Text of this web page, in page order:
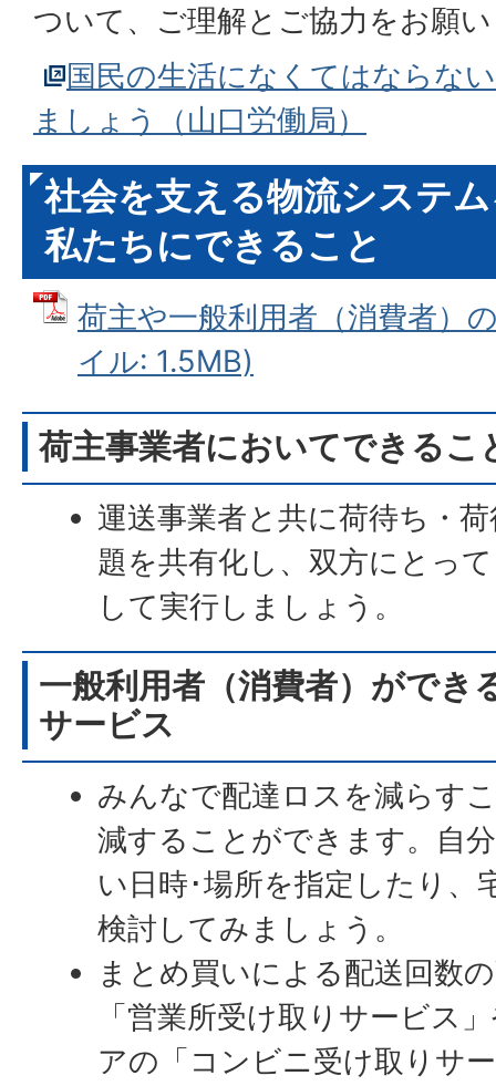
ついて、ご理解とご協力をお願
国民の生活になくてはならな
ましょう（山口労働局）
社会を支える物流システ
私たちにできること
荷主や一般利用者（消費者）
イル: 1.5MB)
荷主事業者においてできるこ
運送事業者と共に荷待ち・
題を共有化し、双方にとっ
して実行しましょう。
一般利用者（消費者）ができ
サービス
みんなで配達ロスを減らす
減することができます。自
い日時･場所を指定したり、
検討してみましょう。
まとめ買いによる配送回数
「営業所受け取りサービス
アの「コンビニ受け取りサ